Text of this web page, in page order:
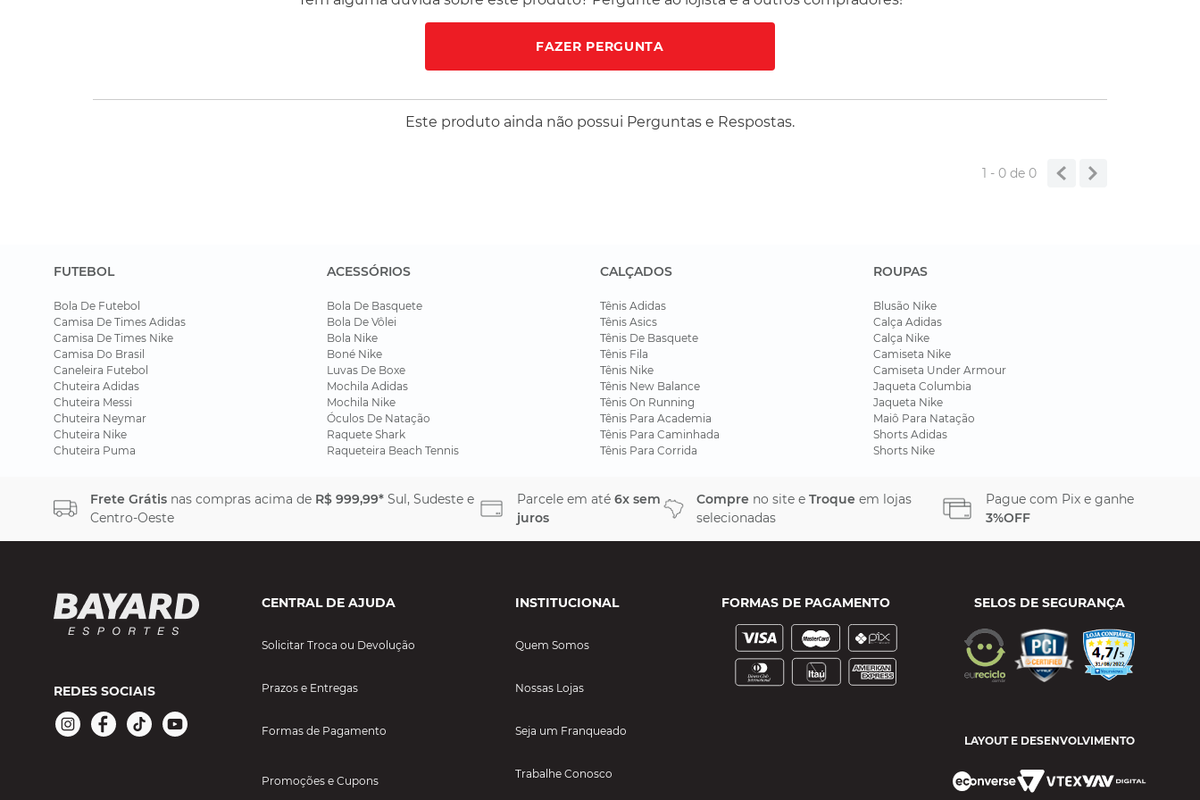
FAZER PERGUNTA
Este produto ainda não possui Perguntas e Respostas.
1 - 0de 0
FUTEBOL
Bola De Futebol
Camisa De Times Adidas
Camisa De Times Nike
Camisa Do Brasil
Caneleira Futebol
Chuteira Adidas
Chuteira Messi
Chuteira Neymar
Chuteira Nike
Chuteira Puma
ACESSÓRIOS
Bola De Basquete
Bola De Vôlei
Bola Nike
Boné Nike
Luvas De Boxe
Mochila Adidas
Mochila Nike
Óculos De Natação
Raquete Shark
Raqueteira Beach Tennis
CALÇADOS
Tênis Adidas
Tênis Asics
Tênis De Basquete
Tênis Fila
Tênis Nike
Tênis New Balance
Tênis On Running
Tênis Para Academia
Tênis Para Caminhada
Tênis Para Corrida
ROUPAS
Blusão Nike
Calça Adidas
Calça Nike
Camiseta Nike
Camiseta Under Armour
Jaqueta Columbia
Jaqueta Nike
Maiô Para Natação
Shorts Adidas
Shorts Nike
Frete Grátis nas compras acima de R$ 999,99* Sul, Sudeste e
Centro-Oeste
Parcele em até 6x sem
juros
Compre no site e Troque em lojas
selecionadas
Pague com Pix e ganhe
3%OFF
REDES SOCIAIS
CENTRAL DE AJUDA
Solicitar Troca ou Devolução
Prazos e Entregas
Formas de Pagamento
Promoções e Cupons
INSTITUCIONAL
Quem Somos
Nossas Lojas
Seja um Franqueado
Trabalhe Conosco
FORMAS DE PAGAMENTO SELOS DE SEGURANÇA
LAYOUT E DESENVOLVIMENTO